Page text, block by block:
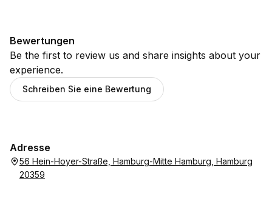
Bewertungen
Be the first to review us and share insights about your
experience.
Schreiben Sie eine Bewertung
Adresse
56 Hein-Hoyer-Straße, Hamburg-Mitte Hamburg, Hamburg
20359